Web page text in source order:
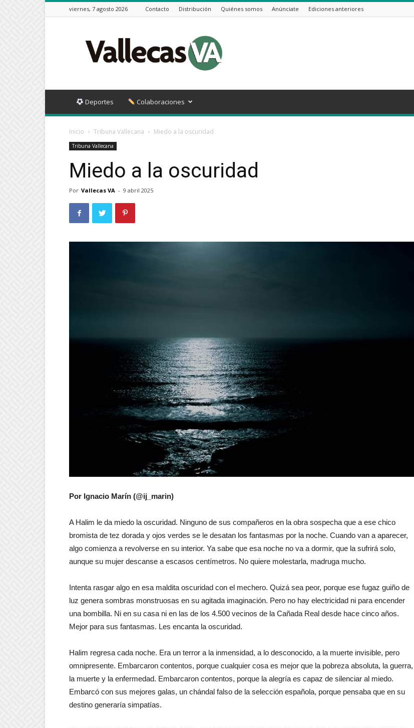
viernes, 7 agosto 2026 Contacto Distribución Quiénes somos Anúnciate Ediciones anteriores
VA
Deportes Colaboraciones
Inicio Tribuna Vallecana Miedo a la oscuridad
Tribuna Vallecana
Miedo a la oscuridad
Por Vallecas VA - 9 abril 2025
Por Ignacio Marín (@ij_marin)
A Halim le da miedo la oscuridad. Ninguno de sus compañeros en la obra sospecha que a ese chico
bromista de tez dorada y ojos verdes se le desatan los fantasmas por la noche. Cuando van a aparecer,
algo comienza a revolverse en su interior. Ya sabe que esa noche no va a dormir, que la sufrirá solo,
aunque su mujer descanse a escasos centímetros. No quiere molestarla, madruga mucho.
Intenta rasgar algo en esa maldita oscuridad con el mechero. Quizá sea peor, porque ese fugaz guiño de
luz genera sombras monstruosas en su agitada imaginación. Pero no hay electricidad ni para encender
una bombilla. Ni en su casa ni en las de los 4.500 vecinos de la Cañada Real desde hace cinco años.
Mejor para sus fantasmas. Les encanta la oscuridad.
Halim regresa cada noche. Era un terror a la inmensidad, a lo desconocido, a la muerte invisible, pero
omnipresente. Embarcaron contentos, porque cualquier cosa es mejor que la pobreza absoluta, la guerra,
la muerte y la enfermedad. Embarcaron contentos, porque la alegría es capaz de silenciar al miedo.
Embarcó con sus mejores galas, un chándal falso de la selección española, porque pensaba que en su
destino generaría simpatías.